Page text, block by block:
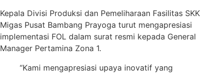
Kepala Divisi Produksi dan Pemeliharaan Fasilitas SKK
Migas Pusat Bambang Prayoga turut mengapresiasi
implementasi FOL dalam surat resmi kepada General
Manager Pertamina Zona 1.
“Kami mengapresiasi upaya inovatif yang